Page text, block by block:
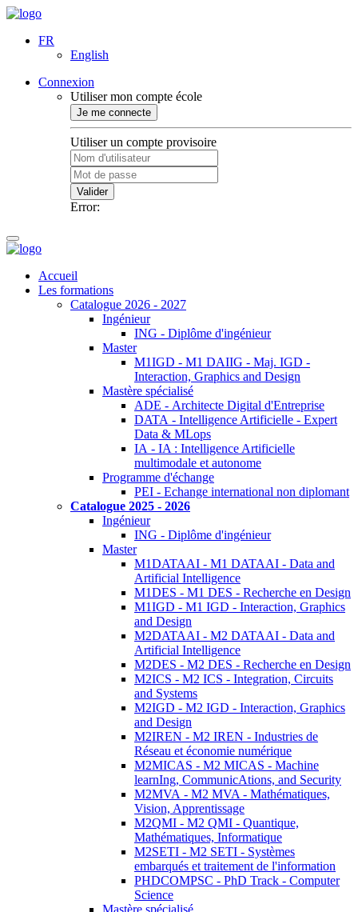
FR
English
Connexion
Utiliser mon compte école
Je me connecte
Utiliser un compte provisoire
Valider
Error:
Accueil
Les formations
Catalogue 2026 - 2027
Ingénieur
ING - Diplôme d'ingénieur
Master
M1IGD - M1 DAIIG - Maj. IGD -
Interaction, Graphics and Design
Mastère spécialisé
ADE - Architecte Digital d'Entreprise
DATA - Intelligence Artificielle - Expert
Data & MLops
IA - IA : Intelligence Artificielle
multimodale et autonome
Programme d'échange
PEI - Echange international non diplomant
Catalogue 2025 - 2026
Ingénieur
ING - Diplôme d'ingénieur
Master
M1DATAAI - M1 DATAAI - Data and
Artificial Intelligence
M1DES - M1 DES - Recherche en Design
M1IGD - M1 IGD - Interaction, Graphics
and Design
M2DATAAI - M2 DATAAI - Data and
Artificial Intelligence
M2DES - M2 DES - Recherche en Design
M2ICS - M2 ICS - Integration, Circuits
and Systems
M2IGD - M2 IGD - Interaction, Graphics
and Design
M2IREN - M2 IREN - Industries de
Réseau et économie numérique
M2MICAS - M2 MICAS - Machine
learnIng, CommunicAtions, and Security
M2MVA - M2 MVA - Mathématiques,
Vision, Apprentissage
M2QMI - M2 QMI - Quantique,
Mathématiques, Informatique
M2SETI - M2 SETI - Systèmes
embarqués et traitement de l'information
PHDCOMPSC - PhD Track - Computer
Science
Mastère spécialisé